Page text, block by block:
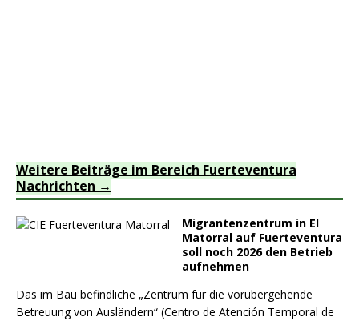
Weitere Beiträge im Bereich Fuerteventura
Nachrichten
Migrantenzentrum in El
Matorral auf Fuerteventura
soll noch 2026 den Betrieb
aufnehmen
Das im Bau befindliche „Zentrum für die vorübergehende
Betreuung von Ausländern“ (Centro de Atención Temporal de